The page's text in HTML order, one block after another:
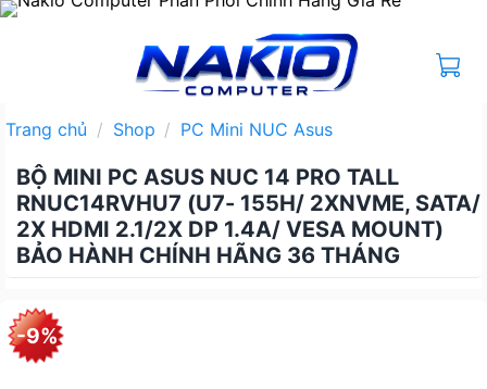
Bỏ
Trang chủ / Shop / PC Mini NUC Asus
BỘ MINI PC ASUS NUC 14 PRO TALL
RNUC14RVHU7 (U7- 155H/ 2XNVME, SATA/
2X HDMI 2.1/2X DP 1.4A/ VESA MOUNT)
BẢO HÀNH CHÍNH HÃNG 36 THÁNG
-9%